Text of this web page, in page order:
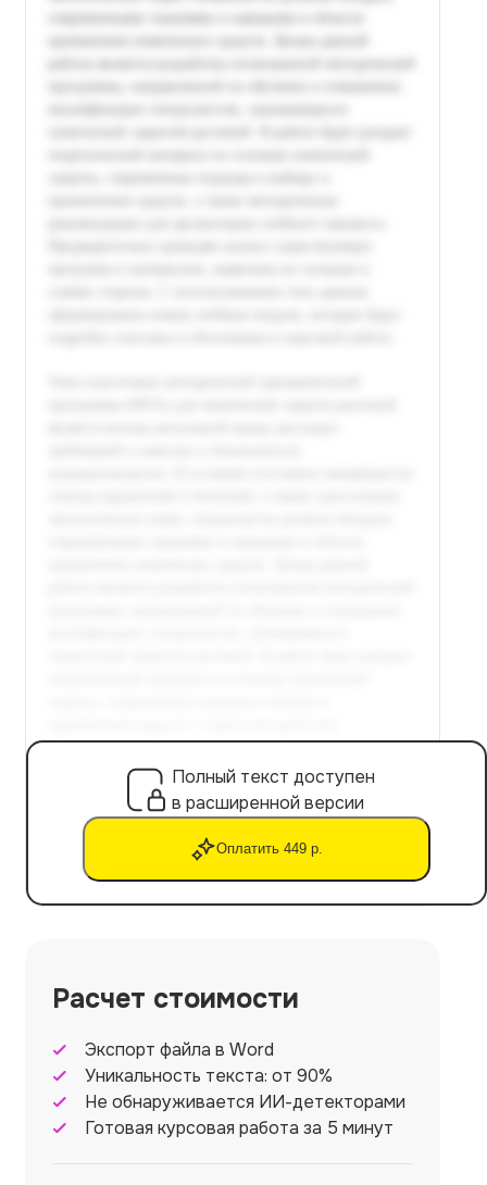
Полный текст доступен
в расширенной версии
Оплатить 449 р.
Расчет стоимости
Экспорт файла в Word
Уникальность текста: от 90%
Не обнаруживается ИИ-детекторами
Готовая курсовая работа за 5 минут